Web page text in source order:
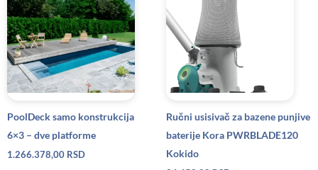
PoolDeck samo konstrukcija
6×3 – dve platforme
1.266.378,00 RSD
Ručni usisivač za bazene punjive
baterije Kora PWRBLADE120
Kokido